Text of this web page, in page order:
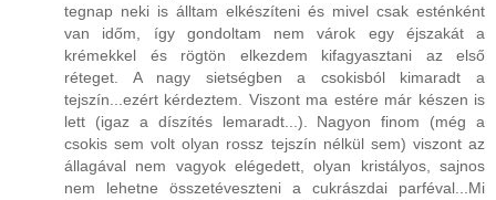
tegnap neki is álltam elkészíteni és mivel csak esténként
van időm, így gondoltam nem várok egy éjszakát a
krémekkel és rögtön elkezdem kifagyasztani az első
réteget. A nagy sietségben a csokisból kimaradt a
tejszín...ezért kérdeztem. Viszont ma estére már készen is
lett (igaz a díszítés lemaradt...). Nagyon finom (még a
csokis sem volt olyan rossz tejszín nélkül sem) viszont az
állagával nem vagyok elégedett, olyan kristályos, sajnos
nem lehetne összetéveszteni a cukrászdai parféval...Mi